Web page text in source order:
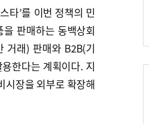
타’를 이번 정책의 민
판매하는 동백상회
거래) 판매와 B2B(기
한다는 계획이다. 지
시장을 외부로 확장해